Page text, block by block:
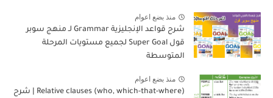
منذ بضع اعوام
شرح قواعد الإنجليزية Grammar لـ منهج سوبر
قول Super Goal لجميع مستويات المرحلة
المتوسطة
منذ بضع اعوام
Relative clauses (who, which-that-where) | شرح